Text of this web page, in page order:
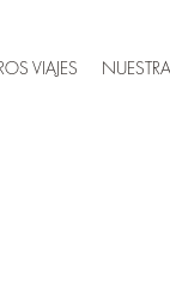
VIAJES